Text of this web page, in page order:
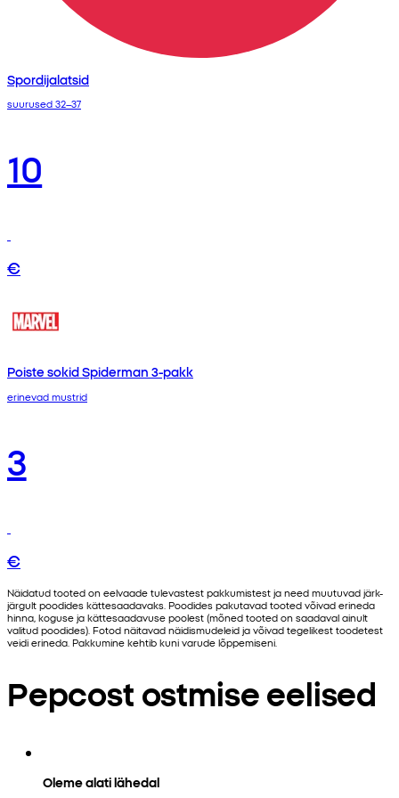
Spordijalatsid
suurused 32–37
10
€
Poiste sokid Spiderman 3-pakk
erinevad mustrid
3
€
Näidatud tooted on eelvaade tulevastest pakkumistest ja need muutuvad järk-
järgult poodides kättesaadavaks. Poodides pakutavad tooted võivad erineda
hinna, koguse ja kättesaadavuse poolest (mõned tooted on saadaval ainult
valitud poodides). Fotod näitavad näidismudeleid ja võivad tegelikest toodetest
veidi erineda. Pakkumine kehtib kuni varude lõppemiseni.
Pepcost ostmise eelised
Oleme alati lähedal